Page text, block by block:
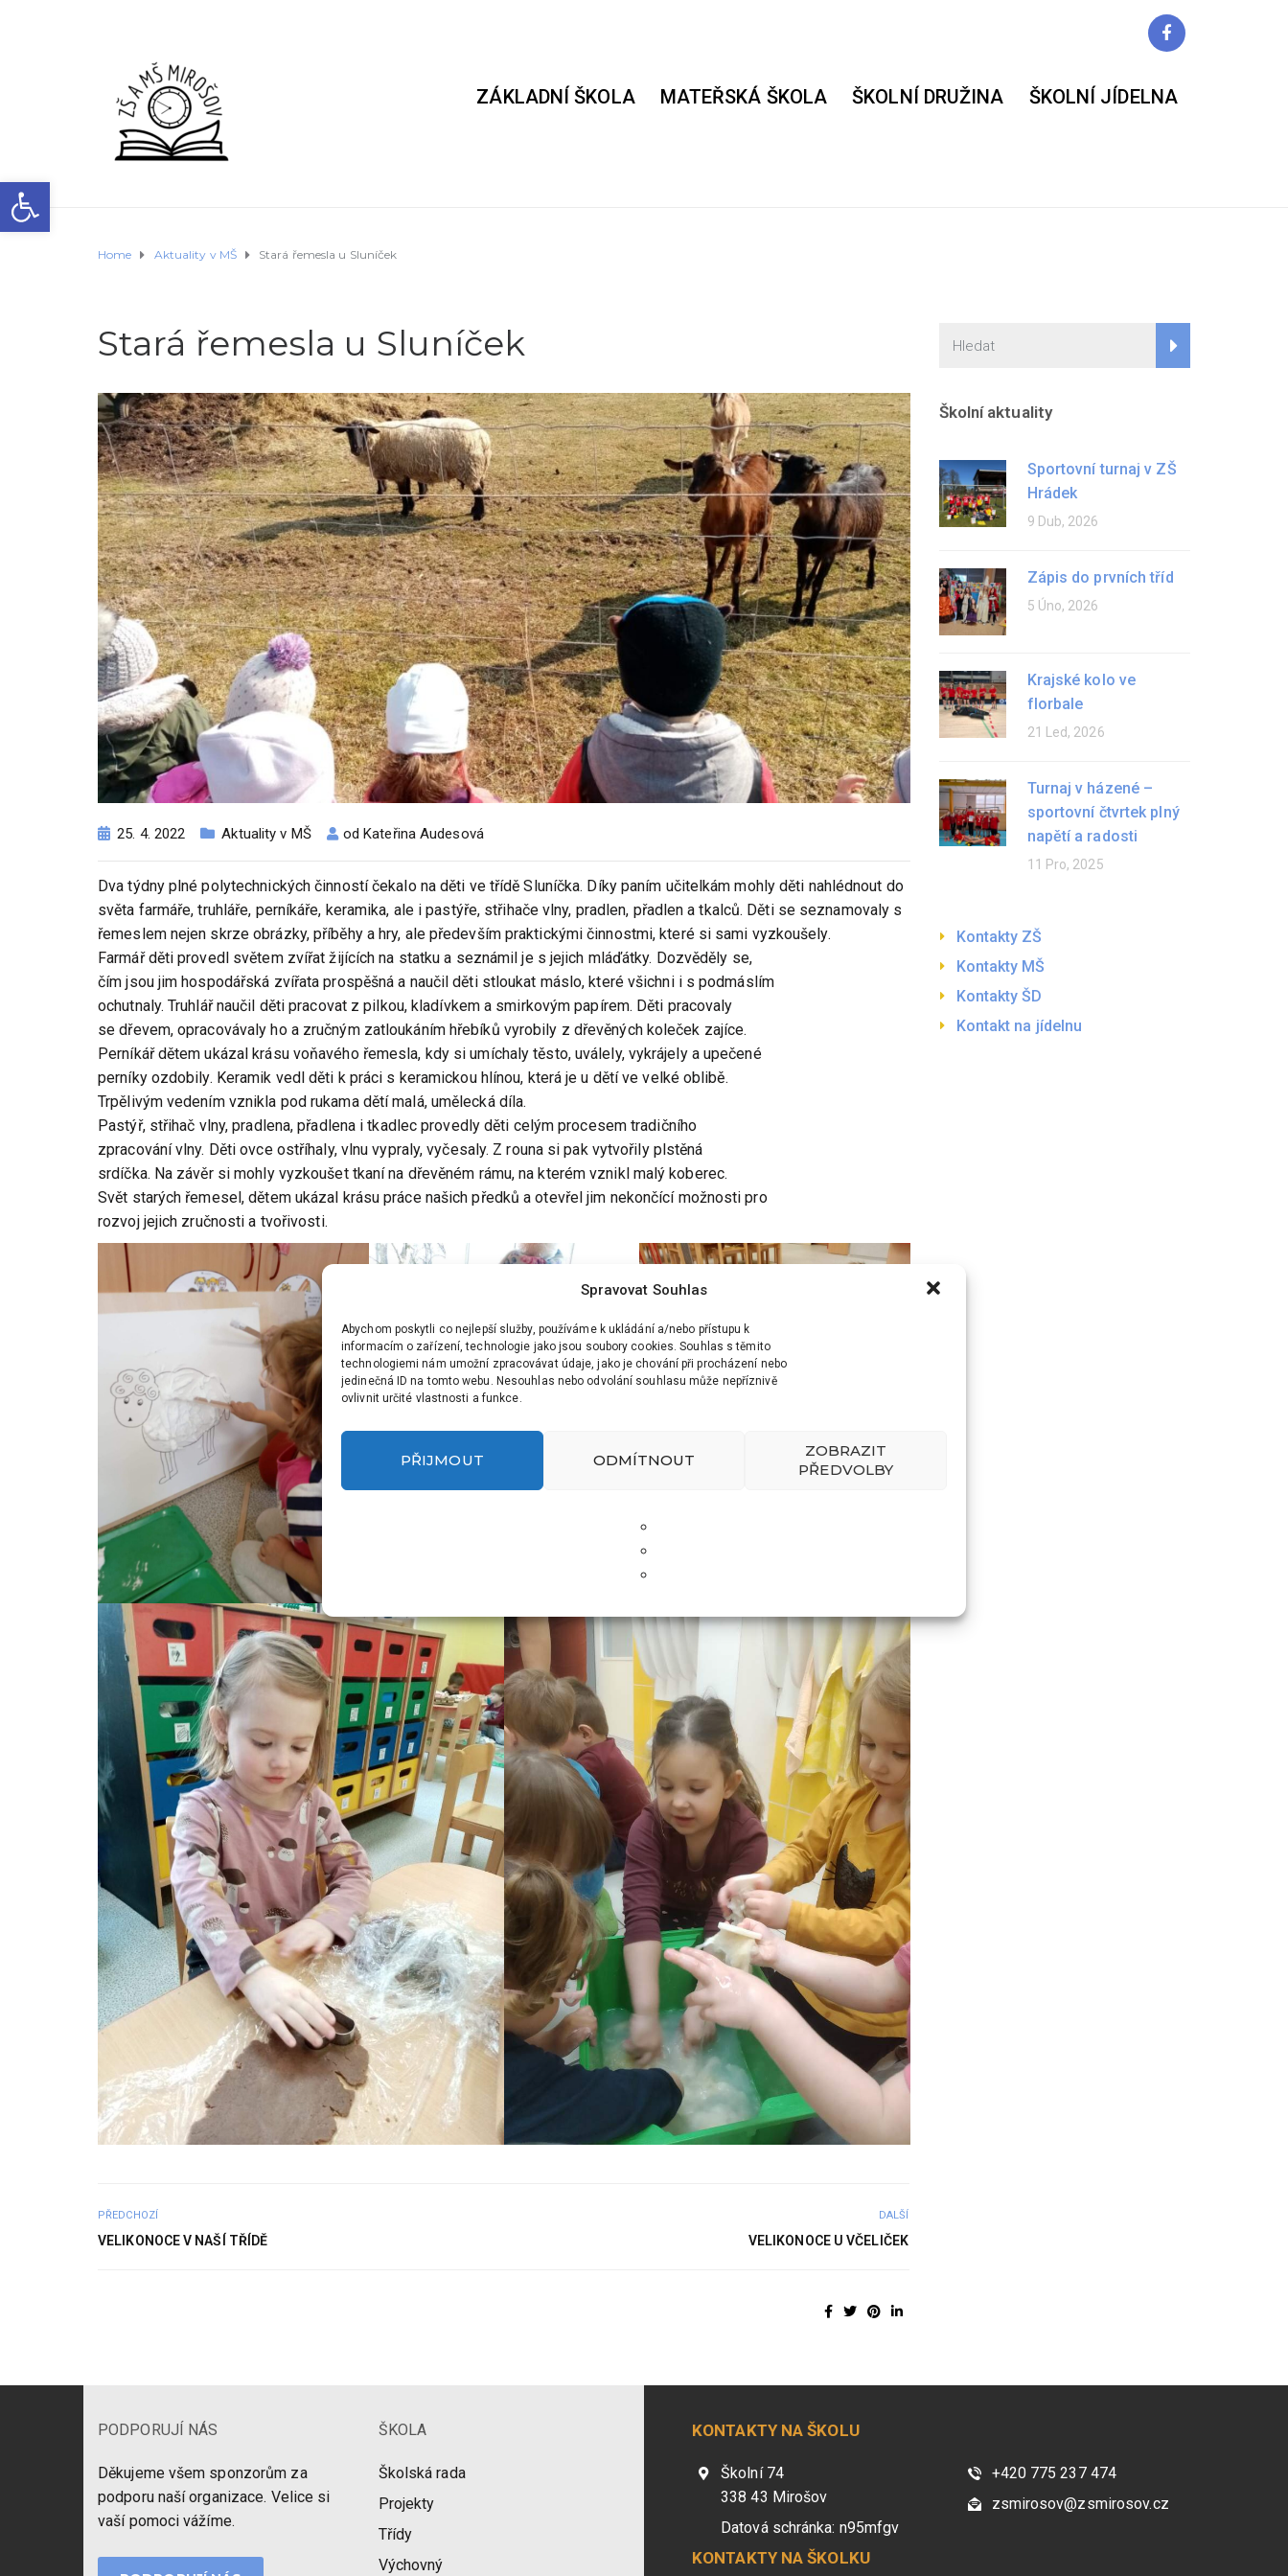
Open toolbar
Spravovat Souhlas
Abychom poskytli co nejlepší služby, používáme k ukládání a/nebo přístupu k
informacím o zařízení, technologie jako jsou soubory cookies. Souhlas s těmito
technologiemi nám umožní zpracovávat údaje, jako je chování při procházení nebo
jedinečná ID na tomto webu. Nesouhlas nebo odvolání souhlasu může nepříznivě
ovlivnit určité vlastnosti a funkce.
PŘIJMOUT ODMÍTNOUT
ZOBRAZIT
PŘEDVOLBY
ZÁKLADNÍ ŠKOLA MATEŘSKÁ ŠKOLA ŠKOLNÍ DRUŽINA ŠKOLNÍ JÍDELNA
Home Aktuality v MŠ Stará řemesla u Sluníček
Stará řemesla u Sluníček
25. 4. 2022 Aktuality v MŠ odKateřina Audesová
Dva týdny plné polytechnických činností čekalo na děti ve třídě Sluníčka. Díky paním učitelkám mohly děti nahlédnout do
světa farmáře, truhláře, perníkáře, keramika, ale i pastýře, střihače vlny, pradlen, přadlen a tkalců. Děti se seznamovaly s
řemeslem nejen skrze obrázky, příběhy a hry, ale především praktickými činnostmi, které si sami vyzkoušely.
Farmář děti provedl světem zvířat žijících na statku a seznámil je s jejich mláďátky. Dozvěděly se,
čím jsou jim hospodářská zvířata prospěšná a naučil děti stloukat máslo, které všichni i s podmáslím
ochutnaly. Truhlář naučil děti pracovat z pilkou, kladívkem a smirkovým papírem. Děti pracovaly
se dřevem, opracovávaly ho a zručným zatloukáním hřebíků vyrobily z dřevěných koleček zajíce.
Perníkář dětem ukázal krásu voňavého řemesla, kdy si umíchaly těsto, uválely, vykrájely a upečené
perníky ozdobily. Keramik vedl děti k práci s keramickou hlínou, která je u dětí ve velké oblibě.
Trpělivým vedením vznikla pod rukama dětí malá, umělecká díla.
Pastýř, střihač vlny, pradlena, přadlena i tkadlec provedly děti celým procesem tradičního
zpracování vlny. Děti ovce ostříhaly, vlnu vypraly, vyčesaly. Z rouna si pak vytvořily plstěná
srdíčka. Na závěr si mohly vyzkoušet tkaní na dřevěném rámu, na kterém vznikl malý koberec.
Svět starých řemesel, dětem ukázal krásu práce našich předků a otevřel jim nekončící možnosti pro
rozvoj jejich zručnosti a tvořivosti.
PŘEDCHOZÍ
VELIKONOCE V NAŠÍ TŘÍDĚ
DALŠÍ
VELIKONOCE U VČELIČEK
Školní aktuality
Sportovní turnaj v ZŠ
Hrádek
9 Dub, 2026
Zápis do prvních tříd
5 Úno, 2026
Krajské kolo ve
florbale
21 Led, 2026
Turnaj v házené –
sportovní čtvrtek plný
napětí a radosti
11 Pro, 2025
Kontakty ZŠ
Kontakty MŠ
Kontakty ŠD
Kontakt na jídelnu
PODPORUJÍ NÁS
Děkujeme všem sponzorům za
podporu naší organizace. Velice si
vaší pomoci vážíme.
ŠKOLA
Školská rada
Projekty
Třídy
Výchovný
KONTAKTY NA ŠKOLU
Školní 74
338 43 Mirošov
Datová schránka: n95mfgv
+420 775 237 474
zsmirosov@zsmirosov.cz
KONTAKTY NA ŠKOLKU